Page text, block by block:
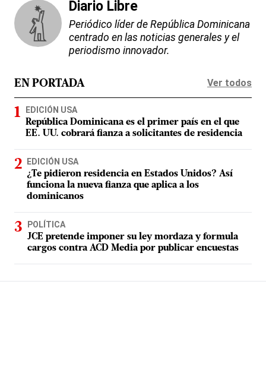
Diario Libre
Periódico líder de República Dominicana
centrado en las noticias generales y el
periodismo innovador.
EN PORTADA Ver todos
EDICIÓN USA
República Dominicana es el primer país en el que
EE. UU. cobrará fianza a solicitantes de residencia
EDICIÓN USA
¿Te pidieron residencia en Estados Unidos? Así
funciona la nueva fianza que aplica a los
dominicanos
POLÍTICA
JCE pretende imponer su ley mordaza y formula
cargos contra ACD Media por publicar encuestas